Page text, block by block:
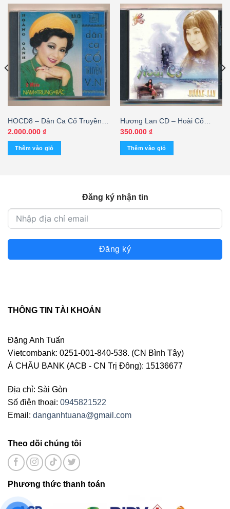
HOCD8 – Dân Ca Cổ Truyền –
Nam Trung Bắc – Hoàng Oanh
(Bìa Nhũ – 3 góc) KGVSH
2.000.000 ₫
Thêm vào giỏ
Hương Lan CD – Hoài Cổ
(IDM) KGTUS
350.000 ₫
Thêm vào giỏ
Đăng ký nhận tin
Đăng ký
THÔNG TIN TÀI KHOẢN
Đặng Anh Tuấn
Vietcombank: 0251-001-840-538. (CN Bình Tây)
Á CHÂU BANK (ACB - CN Trị Đông): 15136677
Địa chỉ: Sài Gòn
Số điện thoại: 0945821522
Email: danganhtuana@gmail.com
Theo dõi chúng tôi
Phương thức thanh toán